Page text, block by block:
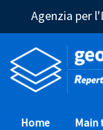
Agenzia per
Home Main